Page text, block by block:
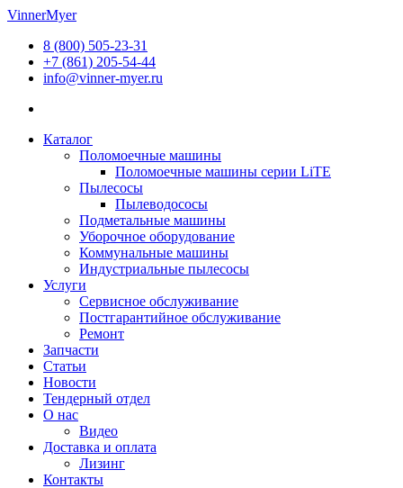
Перейти
содержимому
VinnerMyer
8 (800) 505-23-31
+7 (861) 205-54-44
info@vinner-myer.ru
Каталог
Поломоечные машины
Поломоечные машины серии LiTE
Пылесосы
Пылеводососы
Подметальные машины
Уборочное оборудование
Коммунальные машины
Индустриальные пылесосы
Услуги
Сервисное обслуживание
Постгарантийное обслуживание
Ремонт
Запчасти
Статьи
Новости
Тендерный отдел
О нас
Видео
Доставка и оплата
Лизинг
Контакты